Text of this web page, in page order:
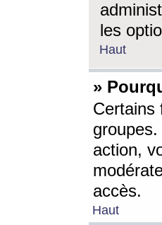
les
Haut
»
Certains
action,
accès.
Haut